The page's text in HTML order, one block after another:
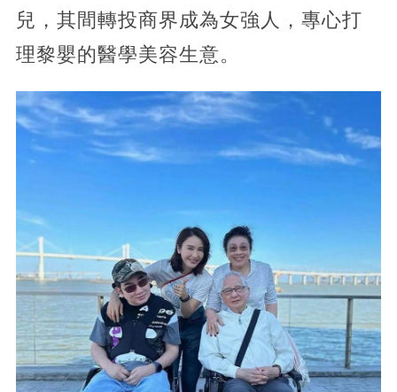
兒，其間轉投商界成為女強人，專心打
理黎嬰的醫學美容生意。